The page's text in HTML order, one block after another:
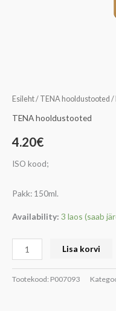
Esileht/ TENA hooldustooted /
TENA hooldustooted
4.20€
ISO kood;
Pakk: 150ml.
Availability: 3 laos (saab
Lisa korvi
Tootekood: P007093